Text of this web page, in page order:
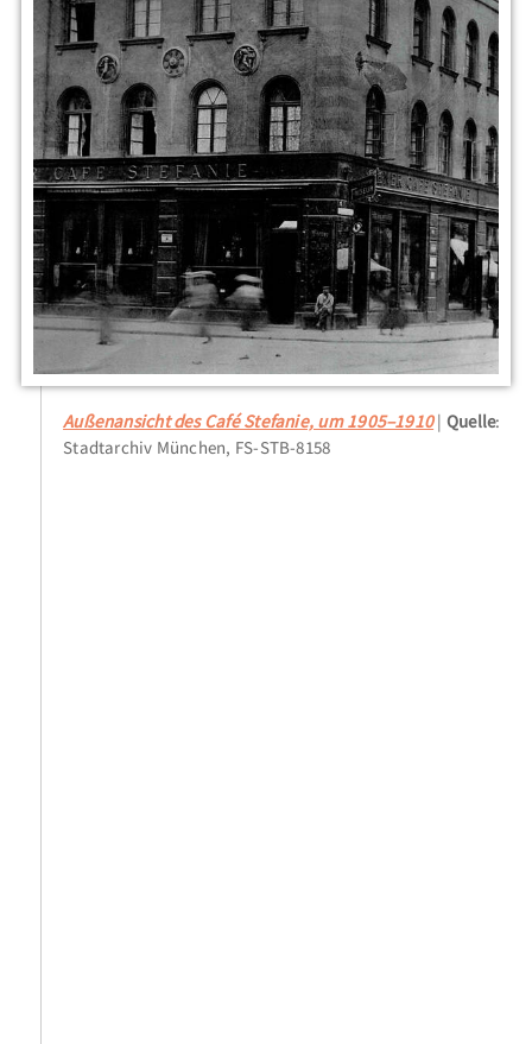
Außenansicht des Café Stefanie, um 1905–1910 Quelle:
Stadtarchiv München, FS-STB-8158